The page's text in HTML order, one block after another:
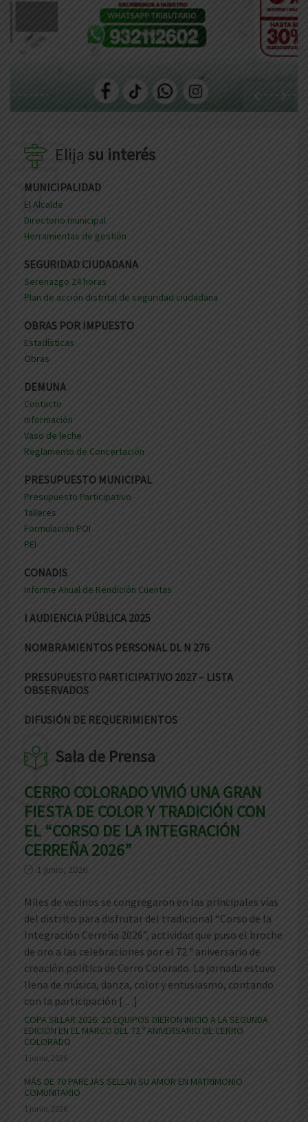
Elija su interés
MUNICIPALIDAD
El Alcalde
Directorio municipal
Herramientas de gestión
SEGURIDAD CIUDADANA
Serenazgo 24 horas
Plan de acción distrital de seguridad ciudadana
OBRAS POR IMPUESTO
Estadísticas
Obras
DEMUNA
Contacto
Información
Vaso de leche
Reglamento de Concertación
PRESUPUESTO MUNICIPAL
Presupuesto Participativo
Talleres
Formulación POI
PEI
CONADIS
Informe Anual de Rendición Cuentas
I AUDIENCIA PÚBLICA 2025
NOMBRAMIENTOS PERSONAL DL N 276
PRESUPUESTO PARTICIPATIVO 2027 – LISTA
OBSERVADOS
DIFUSIÓN DE REQUERIMIENTOS
Sala de Prensa
CERRO COLORADO VIVIÓ UNA GRAN
FIESTA DE COLOR Y TRADICIÓN CON
EL “CORSO DE LA INTEGRACIÓN
CERREÑA 2026”
1 junio, 2026
Miles de vecinos se congregaron en las principales vías
del distrito para disfrutar del tradicional “Corso de la
Integración Cerreña 2026”, actividad que puso el broche
de oro a las celebraciones por el 72.º aniversario de
creación política de Cerro Colorado. La jornada estuvo
llena de música, danza, color y entusiasmo, contando
con la participación […]
COPA SILLAR 2026: 20 EQUIPOS DIERON INICIO A LA SEGUNDA
EDICIÓN EN EL MARCO DEL 72.º ANIVERSARIO DE CERRO
COLORADO
1 junio, 2026
MÁS DE 70 PAREJAS SELLAN SU AMOR EN MATRIMONIO
COMUNITARIO
1 junio, 2026